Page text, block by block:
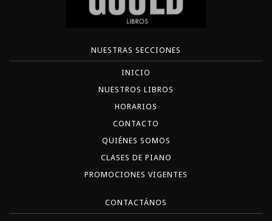
NUESTRAS SECCIONES
INICIO
NUESTROS LIBROS
HORARIOS
CONTACTO
QUIÉNES SOMOS
CLASES DE PIANO
PROMOCIONES VIGENTES
CONTACTÁNOS